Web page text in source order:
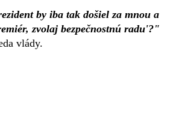
by iba tak došiel za mnou a
zvolaj bezpečnostnú radu'?"
vlády.